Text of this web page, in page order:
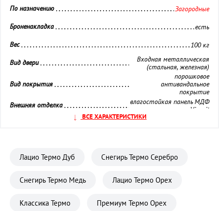
По назначению Загородные
Броненакладка есть
Вес 100 кг
Вид двери
Входная металлическая
(стальная, железная)
Вид покрытия
порошковое
антивандальное
покрытие
Внешняя отделка
влагостойкая панель МДФ
Vinorit
Замок дополнительный Гардиан (Сувальдный)
Замок основной Гардиан (Сувальдный)
ВСЕ ХАРАКТЕРИСТИКИ
Лацио Термо Дуб Снегирь Термо Серебро
Снегирь Термо Медь Лацио Термо Орех
Классика Термо Премиум Термо Орех